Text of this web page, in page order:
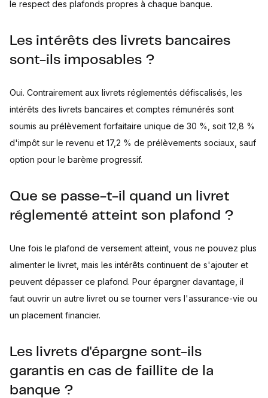
le respect des plafonds propres à chaque banque.
Les intérêts des livrets bancaires
sont-ils imposables ?
Oui. Contrairement aux livrets réglementés défiscalisés, les
intérêts des livrets bancaires et comptes rémunérés sont
soumis au prélèvement forfaitaire unique de 30 %, soit 12,8 %
d'impôt sur le revenu et 17,2 % de prélèvements sociaux, sauf
option pour le barème progressif.
Que se passe-t-il quand un livret
réglementé atteint son plafond ?
Une fois le plafond de versement atteint, vous ne pouvez plus
alimenter le livret, mais les intérêts continuent de s'ajouter et
peuvent dépasser ce plafond. Pour épargner davantage, il
faut ouvrir un autre livret ou se tourner vers l'assurance-vie ou
un placement financier.
Les livrets d'épargne sont-ils
garantis en cas de faillite de la
banque ?